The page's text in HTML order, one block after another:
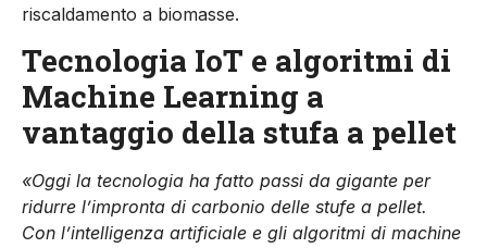
riscaldamento a biomasse.
Tecnologia IoT e algoritmi di
Machine Learning a
vantaggio della stufa a pellet
«Oggi la tecnologia ha fatto passi da gigante per
ridurre l’impronta di carbonio delle stufe a pellet.
Con l’intelligenza artificiale e gli algoritmi di machine